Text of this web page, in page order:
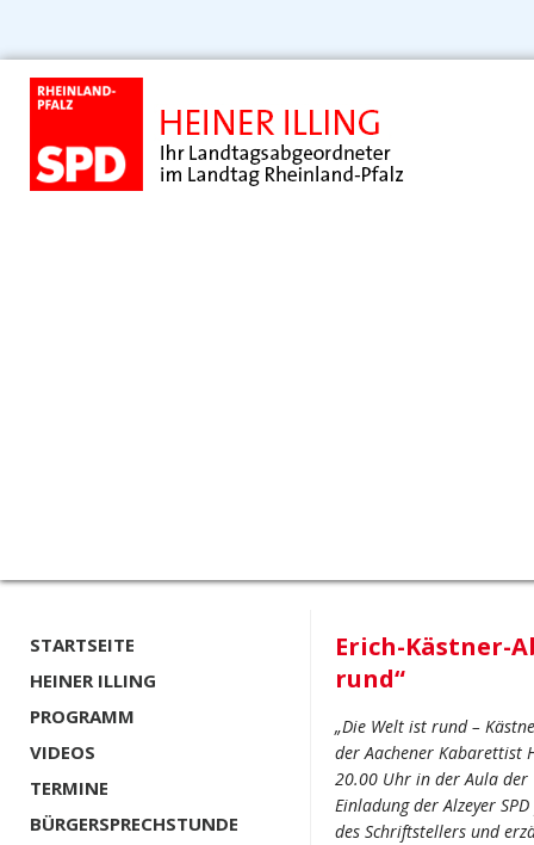
STARTSEITE
HEINER ILLING
PROGRAMM
VIDEOS
TERMINE
BÜRGERSPRECHSTUNDE
Erich-Kästner-
rund“
„Die Welt ist rund –
der Aachener Kabarettist
20.00 Uhr in der Aula der
Einladung der Alzeyer
des Schriftstellers und